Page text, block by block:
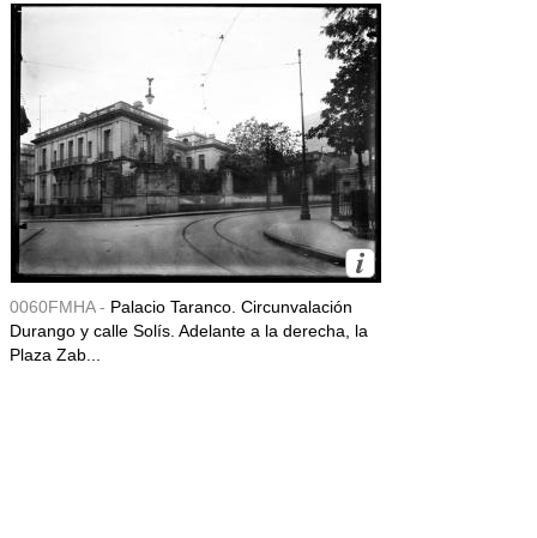
0060FMHA - Palacio Taranco. Circunvalación
Durango y calle Solís. Adelante a la derecha, la
Plaza Zab...